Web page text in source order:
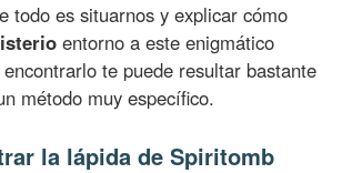
todo es situarnos y explicar cómo
entorno a este enigmático
te puede resultar bastante
método muy específico.
la lápida de Spiritomb